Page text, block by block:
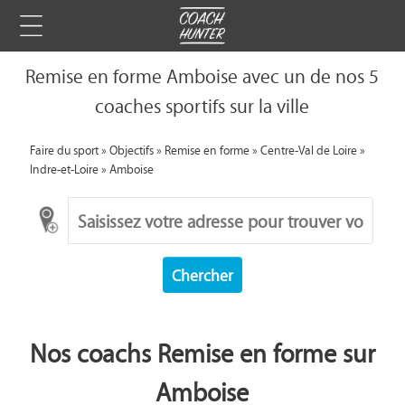
Remise en forme Amboise avec un de nos 5
coaches sportifs sur la ville
Faire du sport»Objectifs»Remise en forme»Centre-Val de Loire»
Indre-et-Loire»Amboise
Chercher
Nos coachs Remise en forme sur
Amboise